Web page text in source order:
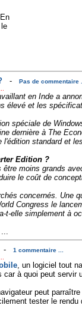
-
Pas de commentaire ...
en Inde a
élevé et les
spéciale de
dernière à The
standard et
Edition ?
moins grands
le coût de
concernés. Une
Congress le
t-elle simplement à
1 commentaire ...
, un logiciel tout
à quoi peut
peut
tester le